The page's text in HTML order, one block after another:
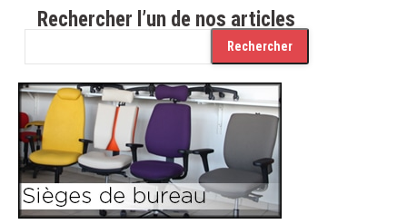
Rechercher l’un de nos articles